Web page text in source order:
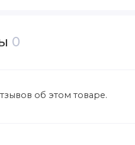
0
об этом товаре.